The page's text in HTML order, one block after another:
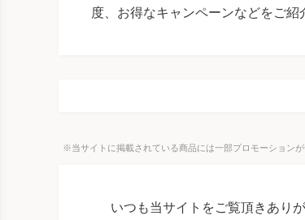
度、お得なキャンペーンなどをご紹
※当サイトに掲載されている商品には一部プロモーションが
いつも当サイトをご覧頂きあり